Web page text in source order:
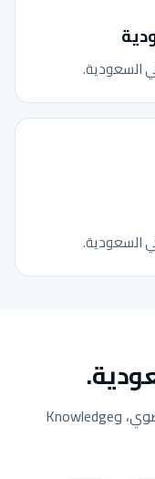
السعودية.
السعودية.
ترتيب محلي مدينة بمدينة , Map Pack، عضوي، وKnowledge